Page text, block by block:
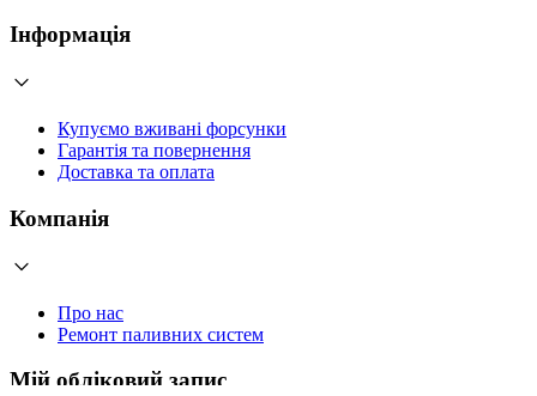
Інформація
Купуємо вживані форсунки
Гарантія та повернення
Доставка та оплата
Компанія
Про нас
Ремонт паливних систем
Мій обліковий запис